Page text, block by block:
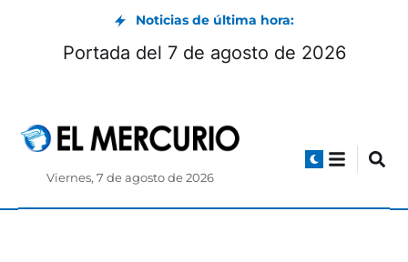
Noticias de última hora:
Portada del 7 de agosto de 2026
Viernes, 7 de agosto de 2026